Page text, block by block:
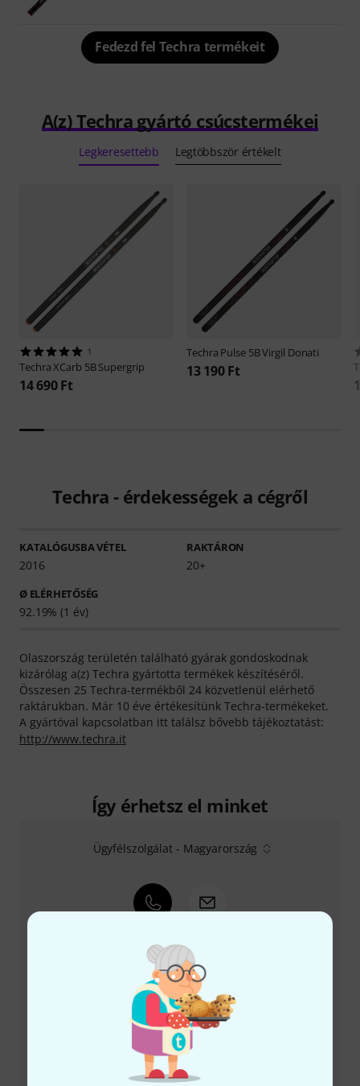
Fedezd fel Techra termékeit
A(z) Techra gyártó csúcstermékei
Legkeresettebb Legtöbbször értékelt
1
TechraXCarb 5B Supergrip
14 690 Ft
Techra Pulse 5B Virgil Donati
13 190 Ft
Techra - érdekességek a cégről
KATALÓGUSBA VÉTEL
2016
RAKTÁRON
20+
Ø ELÉRHETŐSÉG
92.19% (1 év)
Olaszország területén található gyárak gondoskodnak
kizárólag a(z) Techra gyártotta termékek készítéséről.
Összesen 25 Techra-termékből 24 közvetlenül elérhető
raktárukban. Már 10 éve értékesítünk Techra-termékeket.
A gyártóval kapcsolatban itt találsz bővebb tájékoztatást:
http://www.techra.it
Így érhetsz el minket
Ügyfélszolgálat - Magyarország
+49-9546-9223-531
Ügyfélszolgálatunk minden kérdés és észrevétel esetén
örömmel áll rendelkezésedre
Készítsd elő ügyfélszámodat